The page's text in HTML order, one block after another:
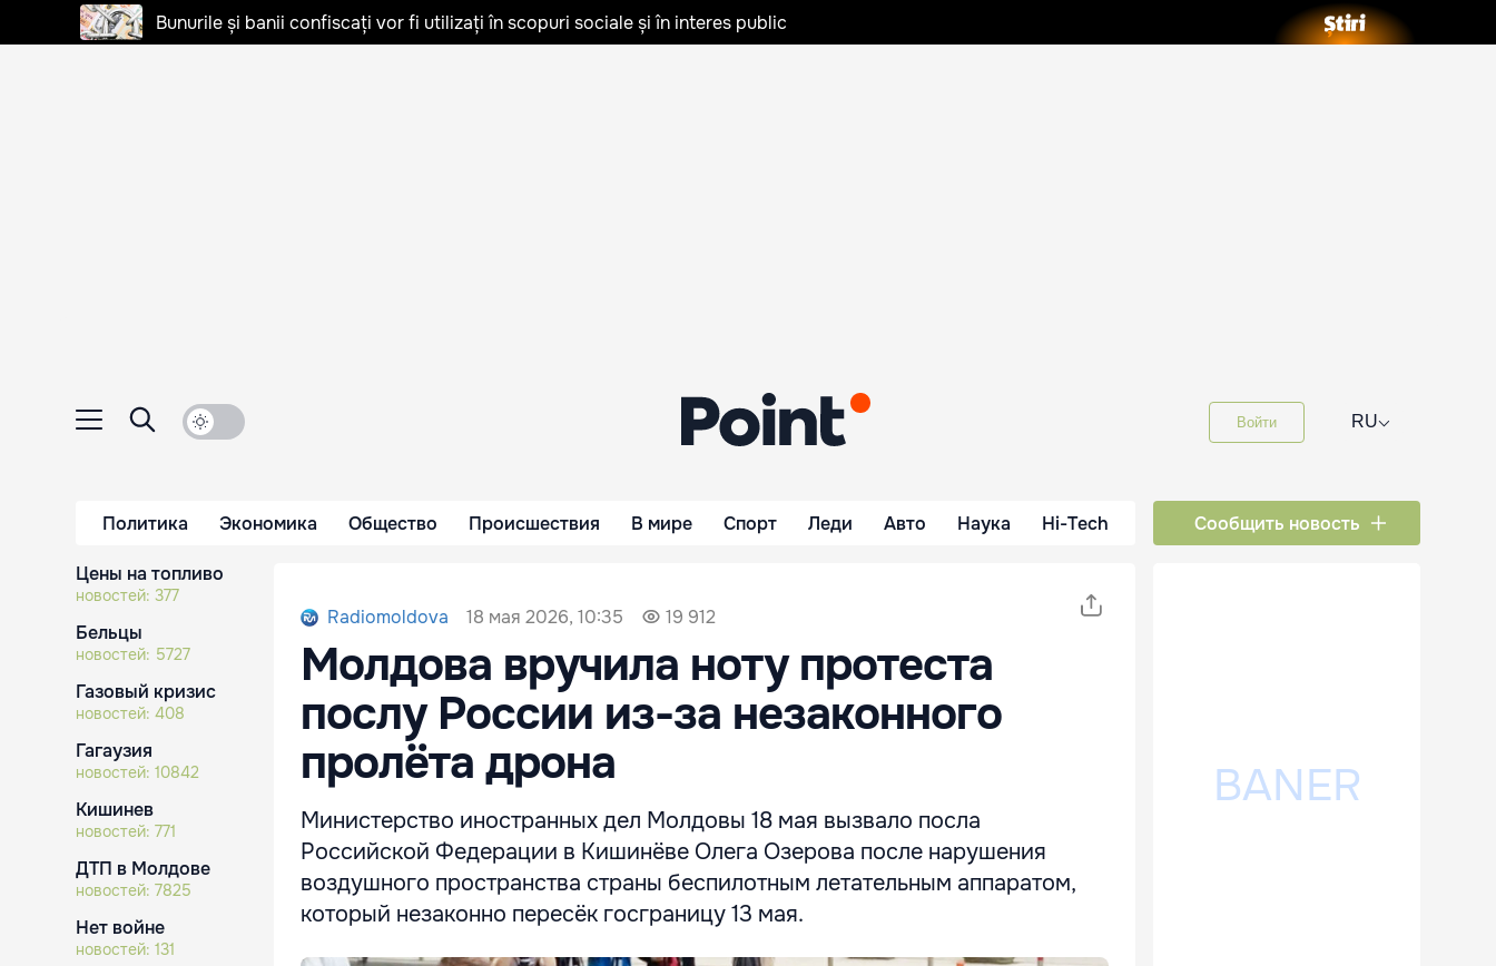
Bunurile și banii confiscați vor fi utilizați în scopuri sociale și în interes public
Войти RU⌵
Политика Экономика Общество Происшествия В мире Спорт Леди Авто Наука Hi-Tech Сообщить новость
Цены на топливо
новостей: 377
Бельцы
новостей: 5727
Газовый кризис
новостей: 408
Гагаузия
новостей: 10842
Кишинев
новостей: 771
ДТП в Молдове
новостей: 7825
Нет войне
новостей: 131
Radiomoldova 18 мая 2026, 10:35 19 912
Молдова вручила ноту протеста
послу России из-за незаконного
пролёта дрона
Министерство иностранных дел Молдовы 18 мая вызвало посла
Российской Федерации в Кишинёве Олега Озерова после нарушения
воздушного пространства страны беспилотным летательным аппаратом,
который незаконно пересёк госграницу 13 мая.